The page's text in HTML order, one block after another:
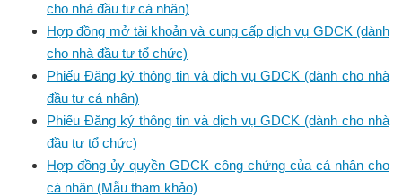
cho nhà đầu tư cá nhân)
Hợp đồng mở tài khoản và cung cấp dịch vụ GDCK (dành
cho nhà đầu tư tổ chức)
Phiếu Đăng ký thông tin và dịch vụ GDCK (dành cho nhà
đầu tư cá nhân)
Phiếu Đăng ký thông tin và dịch vụ GDCK (dành cho nhà
đầu tư tổ chức)
Hợp đồng ủy quyền GDCK công chứng của cá nhân cho
cá nhân (Mẫu tham khảo)